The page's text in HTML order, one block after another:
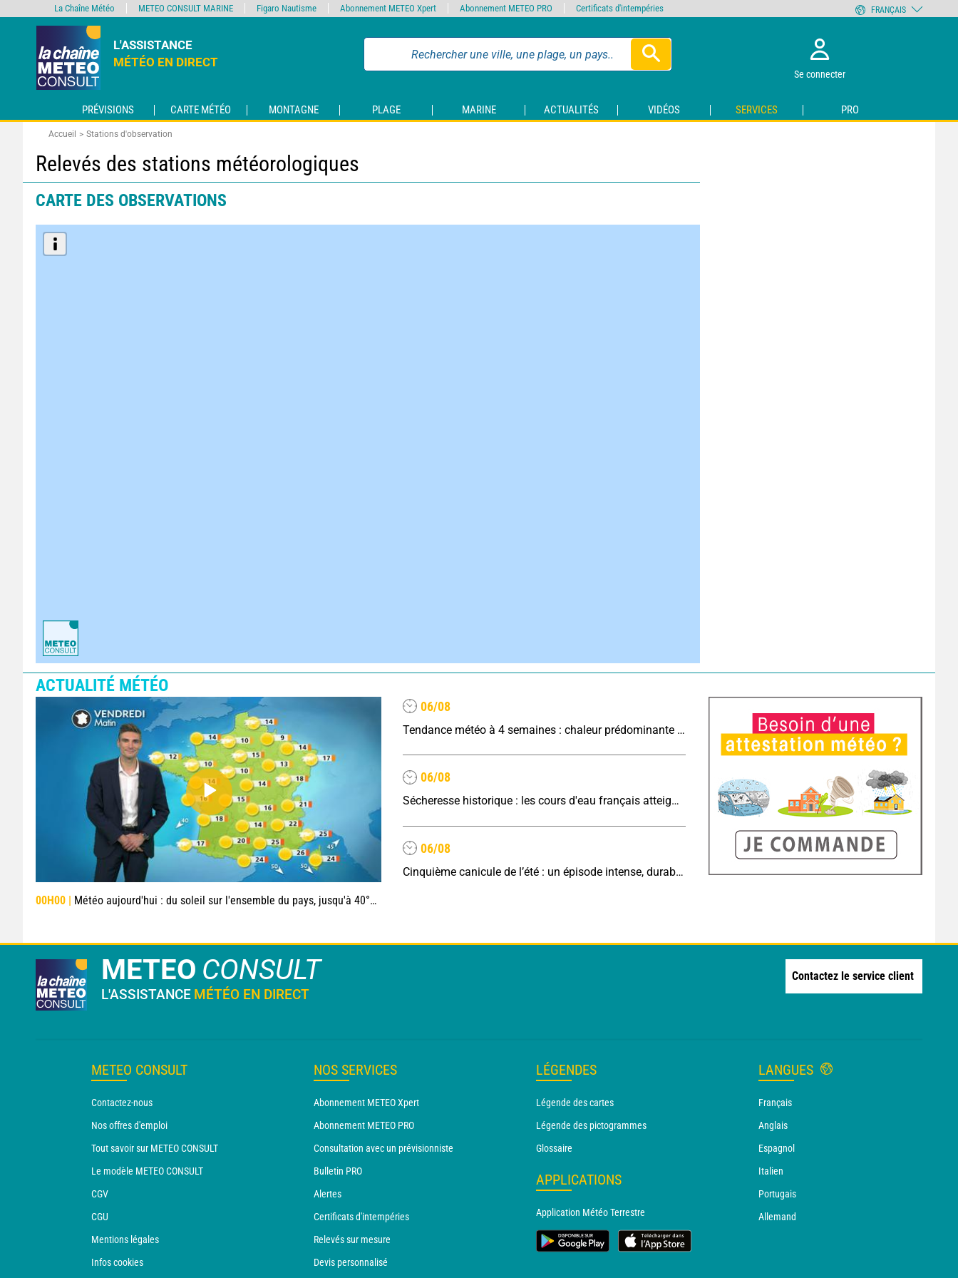
L'ASSISTANCE
MÉTÉO EN DIRECT
Se connecter
PRÉVISIONS CARTE MÉTÉO MONTAGNE PLAGE MARINE ACTUALITÉS VIDÉOS SERVICES PRO
Accueil Stations d'observation
Relevés des stations météorologiques
CARTE DES OBSERVATIONS
ACTUALITÉ MÉTÉO
00H00 | Météo aujourd'hui : du soleil sur l'ensemble du pays, jusqu'à 40°C au sud-est
06/08
Tendance météo à 4 semaines : chaleur prédominante jusqu'en septembre
06/08
Sécheresse historique : les cours d'eau français atteignent un niveau critique
06/08
Cinquième canicule de l’été : un épisode intense, durable et étendu la semaine prochaine
METEO CONSULT
L'ASSISTANCE MÉTÉO EN DIRECT
Contactez le service client
METEO CONSULT
Contactez-nous
Nos offres d'emploi
Tout savoir sur METEO CONSULT
Le modèle METEO CONSULT
CGV
CGU
Mentions légales
Infos cookies
NOS SERVICES
Abonnement METEO Xpert
Abonnement METEO PRO
Consultation avec un prévisionniste
Bulletin PRO
Alertes
Certificats d'intempéries
Relevés sur mesure
Devis personnalisé
LÉGENDES
Légende des cartes
Légende des pictogrammes
Glossaire
APPLICATIONS
Application Météo Terrestre
LANGUES
Français
Anglais
Espagnol
Italien
Portugais
Allemand
La Chaîne Météo METEO CONSULT MARINE Figaro Nautisme Abonnement METEO Xpert Abonnement METEO PRO Certificats d'intempéries FRANÇAIS